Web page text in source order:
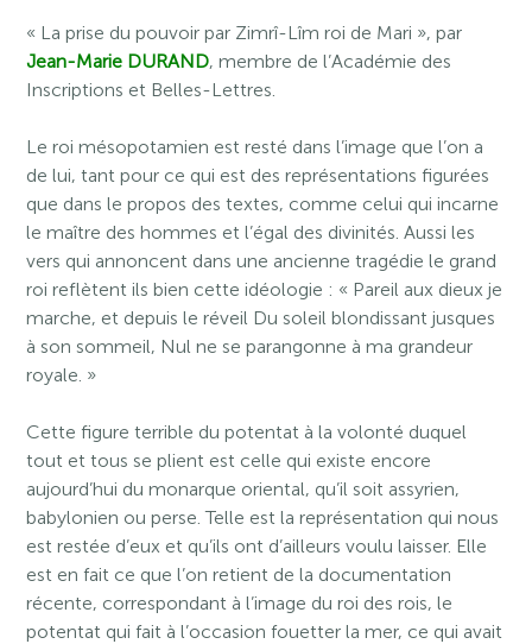
« La prise du pouvoir par Zimrî-Lîm roi de Mari », par
Jean-Marie DURAND, membre de l’Académie des
Inscriptions et Belles-Lettres.
Le roi mésopotamien est resté dans l’image que l’on a
de lui, tant pour ce qui est des représentations figurées
que dans le propos des textes, comme celui qui incarne
le maître des hommes et l’égal des divinités. Aussi les
vers qui annoncent dans une ancienne tragédie le grand
roi reflètent ils bien cette idéologie : « Pareil aux dieux je
marche, et depuis le réveil Du soleil blondissant jusques
à son sommeil, Nul ne se parangonne à ma grandeur
royale. »
Cette figure terrible du potentat à la volonté duquel
tout et tous se plient est celle qui existe encore
aujourd’hui du monarque oriental, qu’il soit assyrien,
babylonien ou perse. Telle est la représentation qui nous
est restée d’eux et qu’ils ont d’ailleurs voulu laisser. Elle
est en fait ce que l’on retient de la documentation
récente, correspondant à l’image du roi des rois, le
potentat qui fait à l’occasion fouetter la mer, ce qui avait